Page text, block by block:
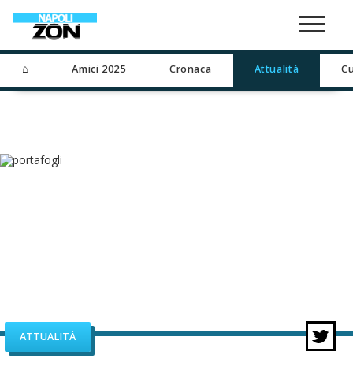
⌂ Amici 2025 Cronaca Attualità
ATTUALITÀ